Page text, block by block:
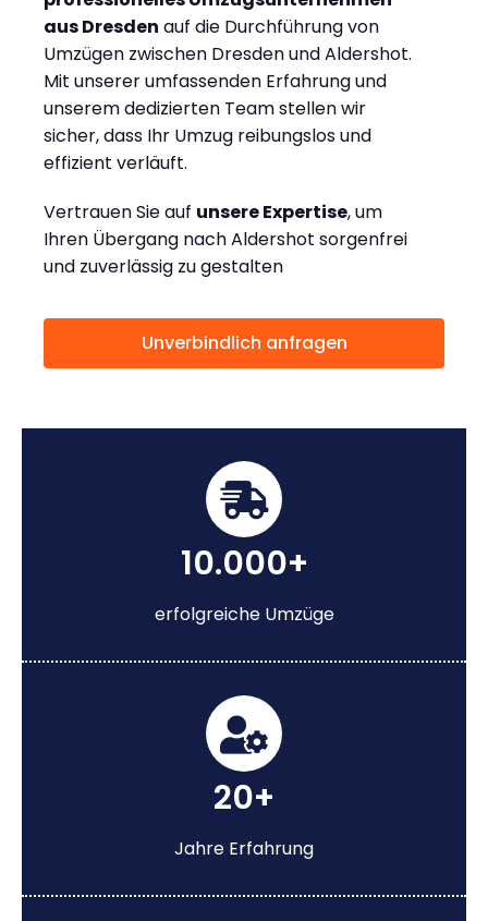
aus Dresden auf die Durchführung von
Umzügen zwischen Dresden und Aldershot.
Mit unserer umfassenden Erfahrung und
unserem dedizierten Team stellen wir
sicher, dass Ihr Umzug reibungslos und
effizient verläuft.
Vertrauen Sie auf unsere Expertise, um
Ihren Übergang nach Aldershot sorgenfrei
und zuverlässig zu gestalten
Unverbindlich anfragen
10.000+
erfolgreiche Umzüge
20+
Jahre Erfahrung